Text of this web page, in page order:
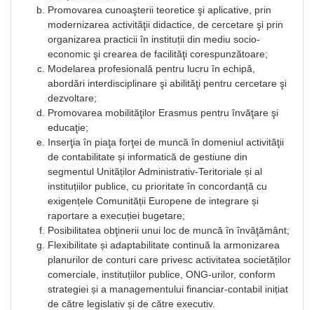
Promovarea cunoaşterii teoretice şi aplicative, prin
modernizarea activităţii didactice, de cercetare şi prin
organizarea practicii în instituții din mediu socio-
economic şi crearea de facilităţi corespunzătoare;
Modelarea profesională pentru lucru în echipă,
abordări interdisciplinare şi abilităţi pentru cercetare şi
dezvoltare;
Promovarea mobilităţilor Erasmus pentru învăţare şi
educaţie;
Inserţia în piaţa forţei de muncă în domeniul activităţii
de contabilitate și informatică de gestiune din
segmentul Unităților Administrativ-Teritoriale și al
instituțiilor publice, cu prioritate în concordanță cu
exigențele Comunității Europene de integrare și
raportare a execuției bugetare;
Posibilitatea obţinerii unui loc de muncă în învăţământ;
Flexibilitate și adaptabilitate continuă la armonizarea
planurilor de conturi care privesc activitatea societăților
comerciale, instituțiilor publice, ONG-urilor, conform
strategiei și a managementului financiar-contabil inițiat
de către legislativ și de către executiv.